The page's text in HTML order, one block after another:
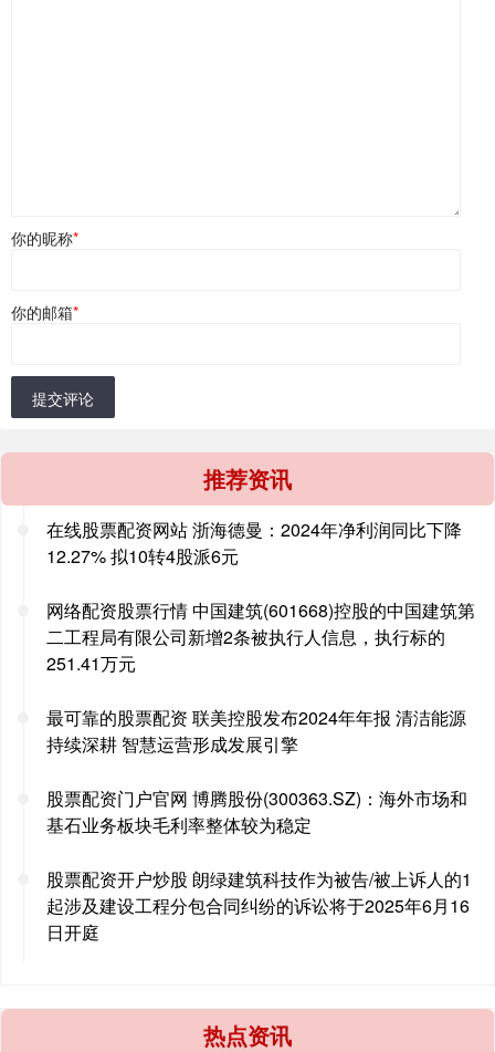
你的昵称*
你的邮箱*
提交评论
推荐资讯
在线股票配资网站 浙海德曼：2024年净利润同比下降
12.27% 拟10转4股派6元
网络配资股票行情 中国建筑(601668)控股的中国建筑第
二工程局有限公司新增2条被执行人信息，执行标的
251.41万元
最可靠的股票配资 联美控股发布2024年年报 清洁能源
持续深耕 智慧运营形成发展引擎
股票配资门户官网 博腾股份(300363.SZ)：海外市场和
基石业务板块毛利率整体较为稳定
股票配资开户炒股 朗绿建筑科技作为被告/被上诉人的1
起涉及建设工程分包合同纠纷的诉讼将于2025年6月16
日开庭
热点资讯